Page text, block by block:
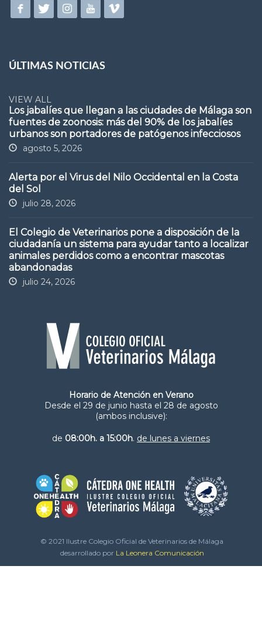
ÚLTIMAS NOTICIAS
VIEW ALL
Los jabalíes que llegan a las ciudades de Málaga son
fuentes de zoonosis: más del 90% de los jabalíes
urbanos son portadores de patógenos infecciosos
agosto 5, 2026
Alerta por el Virus del Nilo Occidental en la Costa
del Sol
julio 28, 2026
El Colegio de Veterinarios pone a disposición de la
ciudadanía un sistema para ayudar tanto a localizar
animales perdidos como a encontrar mascotas
abandonadas
julio 24, 2026
Horario de Atención en Verano
Desde el 29 de junio hasta el 28 de agosto
(ambos inclusive):
de 08:00h. a 15:00h. de lunes a viernes
© 2021 Ilustre Colegio Oficial de Veterinarios de Málaga
desarrollado por La Leonera Comunicación